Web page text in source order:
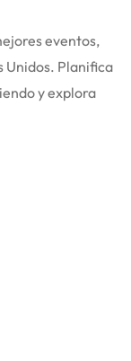
eventos,
Unidos. Planifica
y explora